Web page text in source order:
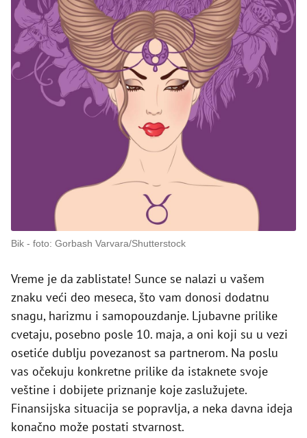
Bik foto: Gorbash Varvara/Shutterstock
Vreme je da zablistate! Sunce se nalazi u vašem
znaku veći deo meseca, što vam donosi dodatnu
snagu, harizmu i samopouzdanje. Ljubavne prilike
cvetaju, posebno posle 10. maja, a oni koji su u vezi
osetiće dublju povezanost sa partnerom. Na poslu
vas očekuju konkretne prilike da istaknete svoje
veštine i dobijete priznanje koje zaslužujete.
Finansijska situacija se popravlja, a neka davna ideja
konačno može postati stvarnost.